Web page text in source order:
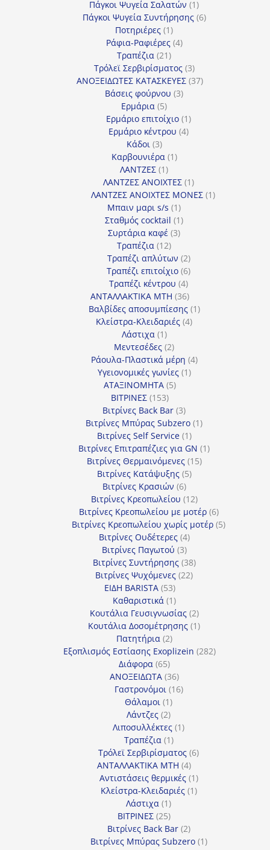
προϊόν
Πάγκοι Ψυγεία Σαλατών 11
προϊόν
Πάγκοι Ψυγεία Συντήρησης 66
Ποτηριέρες 11
προϊόν
Ράφια-Ραφιέρες 44
Τραπέζια 2121
προϊόντα
Τρόλεϊ Σερβιρίσματος 33
προϊόντα
ΑΝΟΞΕΙΔΩΤΕΣ ΚΑΤΑΣΚΕΥΕΣ 3737
Βάσεις φούρνου 33
Ερμάρια 55
προϊόντα
Ερμάριο επιτοίχιο 11
προϊόν
Ερμάριο κέντρου 44
Κάδοι 33
προϊόντα
Καρβουνιέρα 11
ΛΑΝΤΖΕΣ 11
προϊόν
ΛΑΝΤΖΕΣ ΑΝΟΙΧΤΕΣ 11
προϊόν
ΛΑΝΤΖΕΣ ΑΝΟΙΧΤΕΣ ΜΟΝΕΣ 11
Μπαιν μαρι s/s 11
προϊόν
Σταθμός cocktail 11
Συρτάρια καφέ 33
Τραπέζια 1212
προϊόντα
Τραπέζι απλύτων 22
προϊόντα
Τραπέζι επιτοίχιο 66
προϊόντα
Τραπέζι κέντρου 44
προϊόντα
ΑΝΤΑΛΛΑΚΤΙΚΑ MTH 3636
προϊόντα
Βαλβίδες αποσυμπίεσης 11
Κλείστρα-Κλειδαριές 44
Λάστιχα 11
προϊόν
Μεντεσέδες 22
προϊόντα
Ράουλα-Πλαστικά μέρη 44
Υγειονομικές γωνίες 11
ΑΤΑΞΙΝΟΜΗΤΑ 55
ΒΙΤΡΙΝΕΣ 153153
προϊόντα
Βιτρίνες Back Bar 33
προϊόντα
Βιτρίνες Mπύρας Subzero 11
Βιτρίνες Self Service 11
προϊόν
Βιτρίνες Επιτραπέζιες για GN 11
Βιτρίνες Θερμαινόμενες 1515
Βιτρίνες Κατάψυξης 55
Βιτρίνες Κρασιών 66
προϊόντα
Βιτρίνες Κρεοπωλείου 1212
προϊόντα
Βιτρίνες Κρεοπωλείου με μοτέρ 66
προϊόντα
Βιτρίνες Κρεοπωλείου χωρίς μοτέρ 55
Βιτρίνες Ουδέτερες 44
προϊόντα
Βιτρίνες Παγωτού 33
προϊόντα
Βιτρίνες Συντήρησης 3838
προϊόντα
Βιτρίνες Ψυχόμενες 2222
ΕΙΔΗ BARISTA 5353
προϊόντα
Καθαριστικά 11
προϊόν
Κουτάλια Γευσιγνωσίας 22
προϊόντα
Κουτάλια Δοσομέτρησης 11
Πατητήρια 22
προϊόντα
Εξοπλισμός Εστίασης Exoplizein 282282
Διάφορα 6565
προϊόντα
ΑΝΟΞΕΙΔΩΤΑ 3636
προϊόντα
Γαστρονόμοι 1616
Θάλαμοι 11
προϊόν
Λάντζες 22
προϊόντα
Λιποσυλλέκτες 11
Τραπέζια 11
προϊόν
Τρόλεϊ Σερβιρίσματος 66
ΑΝΤΑΛΛΑΚΤΙΚΑ MTH 44
προϊόντα
Αντιστάσεις θερμικές 11
προϊόν
Κλείστρα-Κλειδαριές 11
Λάστιχα 11
προϊόν
ΒΙΤΡΙΝΕΣ 2525
προϊόντα
Βιτρίνες Back Bar 22
προϊόντα
Βιτρίνες Mπύρας Subzero 11